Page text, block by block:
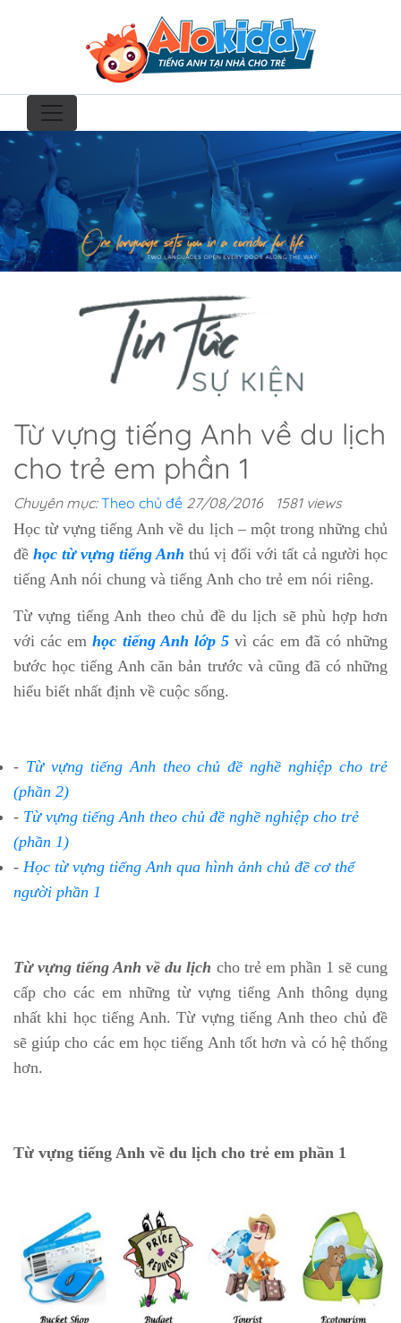
Từ vựng tiếng Anh về du lịch
cho trẻ em phần 1
Chuyên mục:Theo chủ đề 27/08/2016
1581 views
Học từ vựng tiếng Anh về du lịch – một trong những chủ
đề học từ vựng tiếng Anh thú vị đối với tất cả người học
tiếng Anh nói chung và tiếng Anh cho trẻ em nói riêng.
Từ vựng tiếng Anh theo chủ đề du lịch sẽ phù hợp hơn
với các emhọc tiếng Anh lớp 5 vì các em đã có những
bước học tiếng Anh căn bản trước và cũng đã có những
hiểu biết nhất định về cuộc sống.
- Từ vựng tiếng Anh theo chủ đề nghề nghiệp cho trẻ
(phần 2)
- Từ vựng tiếng Anh theo chủ đề nghề nghiệp cho trẻ
(phần 1)
- Học từ vựng tiếng Anh qua hình ảnh chủ đề cơ thể
người phần 1
Từ vựng tiếng Anh về du lịch cho trẻ em phần 1 sẽ cung
cấp cho các em những từ vựng tiếng Anh thông dụng
nhất khi học tiếng Anh. Từ vựng tiếng Anh theo chủ đề
sẽ giúp cho các em học tiếng Anh tốt hơn và có hệ thống
hơn.
Từ vựng tiếng Anh về du lịch cho trẻ em phần 1